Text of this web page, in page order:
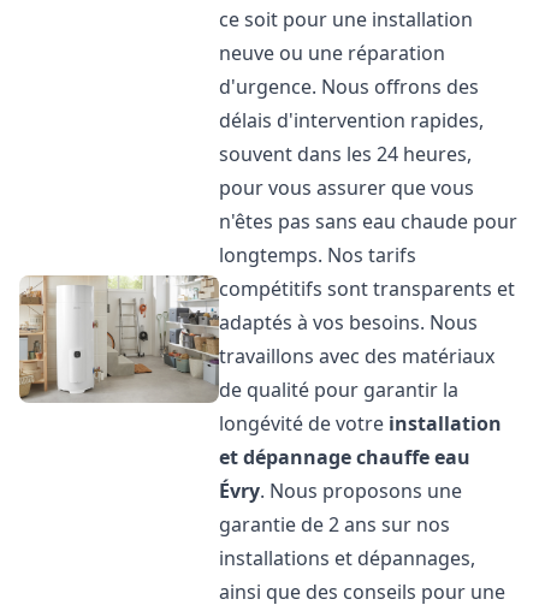
ce soit pour une installation
neuve ou une réparation
d'urgence. Nous offrons des
délais d'intervention rapides,
souvent dans les 24 heures,
pour vous assurer que vous
n'êtes pas sans eau chaude pour
longtemps. Nos tarifs
compétitifs sont transparents et
adaptés à vos besoins. Nous
travaillons avec des matériaux
de qualité pour garantir la
longévité de votre installation
et dépannage chauffe eau
Évry. Nous proposons une
garantie de 2 ans sur nos
installations et dépannages,
ainsi que des conseils pour une